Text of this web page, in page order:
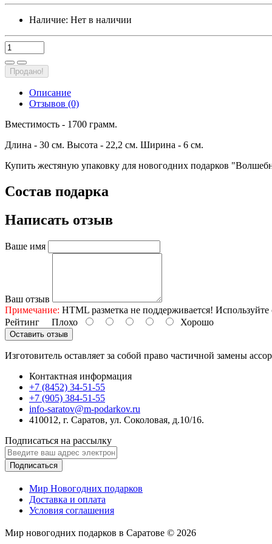
Наличие: Нет в наличии
Продано!
Описание
Отзывов (0)
Вместимость - 1700 грамм.
Длина - 30 см. Высота - 22,2 см. Ширина - 6 см.
Купить жестяную упаковку для новогодних подарков
Состав подарка
Написать отзыв
Ваше имя
Ваш отзыв
Примечание: HTML разметка не поддерживается!
Рейтинг Плохо Хорошо
Оставить отзыв
Изготовитель оставляет за собой право частичной замены
Контактная информация
+7 (8452) 34-51-55
+7 (905) 384-51-55
info-saratov@m-podarkov.ru
410012, г. Саратов, ул. Соколовая, д.10/16.
Подписаться на рассылку
Подписаться
Мир Новогодних подарков
Доставка и оплата
Условия соглашения
Мир новогодних подарков в Саратове © 2026